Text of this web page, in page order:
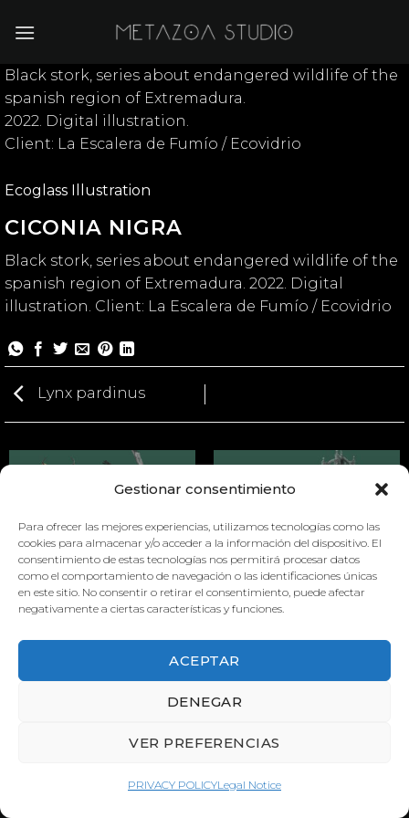
Gestionar consentimiento
Para ofrecer las mejores experiencias, utilizamos tecnologías como las
cookies para almacenar y/o acceder a la información del dispositivo. El
consentimiento de estas tecnologías nos permitirá procesar datos
como el comportamiento de navegación o las identificaciones únicas
en este sitio. No consentir o retirar el consentimiento, puede afectar
negativamente a ciertas características y funciones.
ACEPTAR
DENEGAR
VER PREFERENCIAS
PRIVACY POLICYLegal Notice
Ecoglass Illustration
CICONIA NIGRA
Black stork, series about endangered wildlife of the
spanish region of Extremadura. 2022. Digital
illustration. Client: La Escalera de Fumío / Ecovidrio
Black stork, series about endangered wildlife of the
spanish region of Extremadura.
2022. Digital illustration.
Client: La Escalera de Fumío / Ecovidrio
Lynx pardinus
LYNX PARDINUS FALCO NAUMANNI